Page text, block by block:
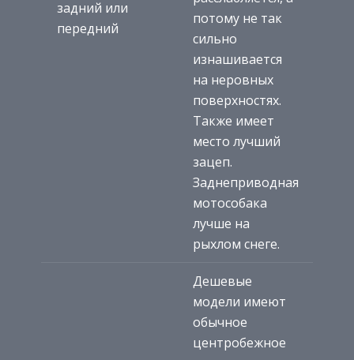
задний или
передний
потому не так
сильно
изнашивается
на неровных
поверхностях.
Также имеет
место лучший
зацеп.
Заднеприводная
мотособака
лучше на
рыхлом снеге.
Дешевые
модели имеют
обычное
центробежное